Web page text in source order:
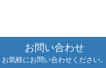
お問い合わせ
お気軽にお問い合わせください。